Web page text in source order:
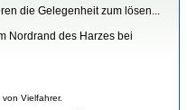
die Gelegenheit zum lösen...
Nordrand des Harzes bei
Vielfahrer.